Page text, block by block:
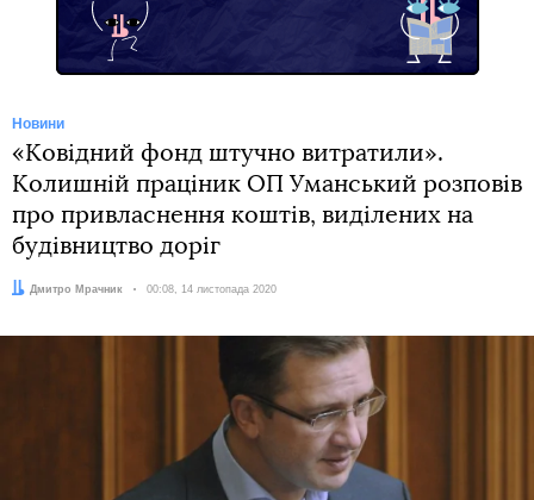
Новини
«Ковідний фонд штучно витратили».
Колишній праціник ОП Уманський розповів
про привласнення коштів, виділених на
будівництво доріг
Автор:
Дмитро Мрачник Дата:
00:08, 14 листопада 2020